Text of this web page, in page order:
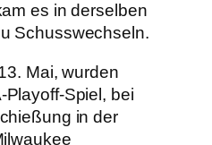
es in derselben
Schusswechseln.
Mai, wurden
Spiel, bei
in der